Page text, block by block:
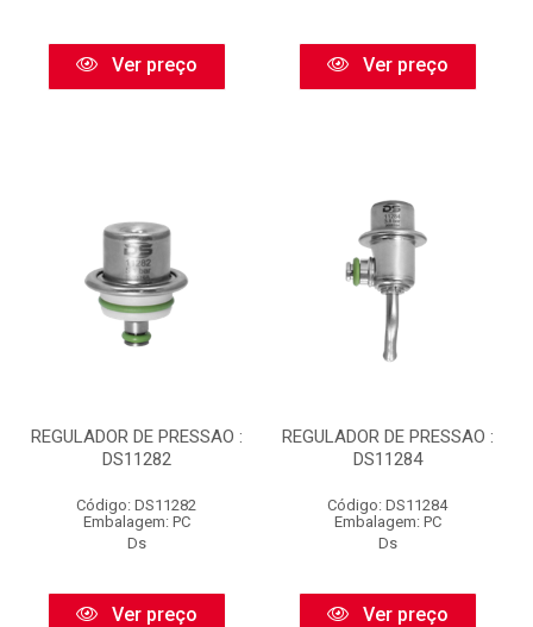
Ver preço Ver preço
REGULADOR DE PRESSAO :
DS11282
Código: DS11282
Embalagem: PC
Ds
Ver preço
REGULADOR DE PRESSAO :
DS11284
Código: DS11284
Embalagem: PC
Ds
Ver preço